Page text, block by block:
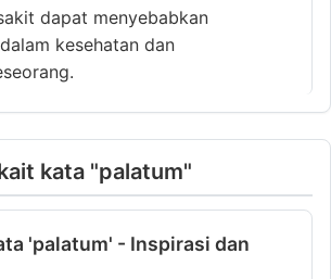
dapat menyebabkan
kesehatan dan
kata "palatum"
'palatum' - Inspirasi dan